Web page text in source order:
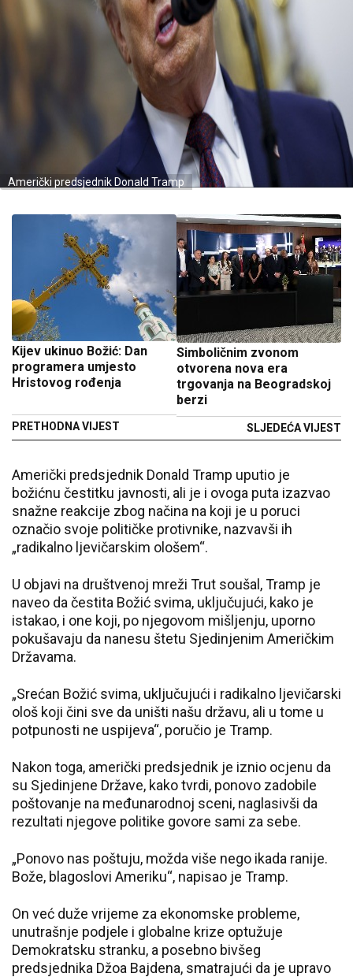
Američki predsjednik Donald Tramp
Kijev ukinuo Božić: Dan
programera umjesto
Hristovog rođenja
PRETHODNA VIJEST
Simboličnim zvonom
otvorena nova era
trgovanja na Beogradskoj
berzi
SLJEDEĆA VIJEST
Američki predsjednik Donald Tramp uputio je
božićnu čestitku javnosti, ali je i ovoga puta izazvao
snažne reakcije zbog načina na koji je u poruci
označio svoje političke protivnike, nazvavši ih
„radikalno ljevičarskim ološem“.
U objavi na društvenoj mreži Trut soušal, Tramp je
naveo da čestita Božić svima, uključujući, kako je
istakao, i one koji, po njegovom mišljenju, uporno
pokušavaju da nanesu štetu Sjedinjenim Američkim
Državama.
„Srećan Božić svima, uključujući i radikalno ljevičarski
ološ koji čini sve da uništi našu državu, ali u tome u
potpunosti ne uspijeva“, poručio je Tramp.
Nakon toga, američki predsjednik je iznio ocjenu da
su Sjedinjene Države, kako tvrdi, ponovo zadobile
poštovanje na međunarodnoj sceni, naglasivši da
rezultati njegove politike govore sami za sebe.
„Ponovo nas poštuju, možda više nego ikada ranije.
Bože, blagoslovi Ameriku“, napisao je Tramp.
On već duže vrijeme za ekonomske probleme,
unutrašnje podjele i globalne krize optužuje
Demokratsku stranku, a posebno bivšeg
predsjednika Džoa Bajdena, smatrajući da je upravo